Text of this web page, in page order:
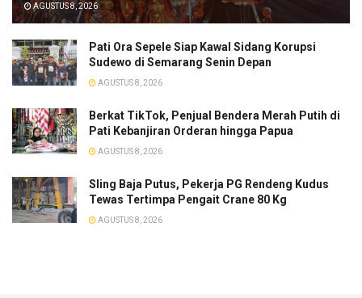
AGUSTUS 8, 2026
Pati Ora Sepele Siap Kawal Sidang Korupsi
Sudewo di Semarang Senin Depan
AGUSTUS 8, 2026
​Berkat TikTok, Penjual Bendera Merah Putih di
Pati Kebanjiran Orderan hingga Papua
AGUSTUS 8, 2026
Sling Baja Putus, Pekerja PG Rendeng Kudus
Tewas Tertimpa Pengait Crane 80 Kg
AGUSTUS 8, 2026